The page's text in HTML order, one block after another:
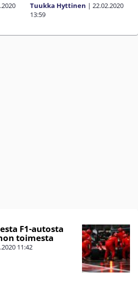
Tuukka Hyttinen | 22.02.2020
13:59
F1-autosta
toimesta
11:42